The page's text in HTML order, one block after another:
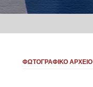
ΦΩΤΟΓΡΑΦΙΚΟ ΑΡΧΕΙΟ